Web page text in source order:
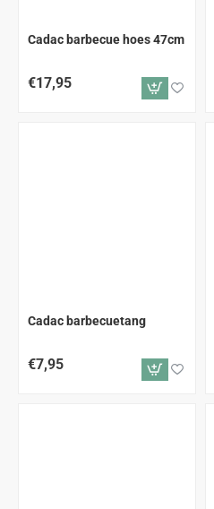
Cadac barbecue hoes 47cm
€17,95
Cadac barbecuetang
€7,95